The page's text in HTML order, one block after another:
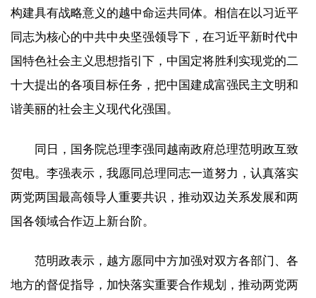
构建具有战略意义的越中命运共同体。相信在以习近平
同志为核心的中共中央坚强领导下，在习近平新时代中
国特色社会主义思想指引下，中国定将胜利实现党的二
十大提出的各项目标任务，把中国建成富强民主文明和
谐美丽的社会主义现代化强国。
同日，国务院总理李强同越南政府总理范明政互致
贺电。李强表示，我愿同总理同志一道努力，认真落实
两党两国最高领导人重要共识，推动双边关系发展和两
国各领域合作迈上新台阶。
范明政表示，越方愿同中方加强对双方各部门、各
地方的督促指导，加快落实重要合作规划，推动两党两